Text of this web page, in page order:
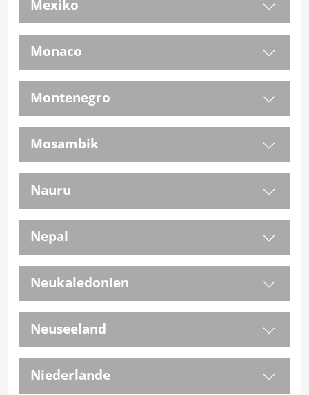
Mexiko
Monaco
Montenegro
Mosambik
Nauru
Nepal
Neukaledonien
Neuseeland
Niederlande